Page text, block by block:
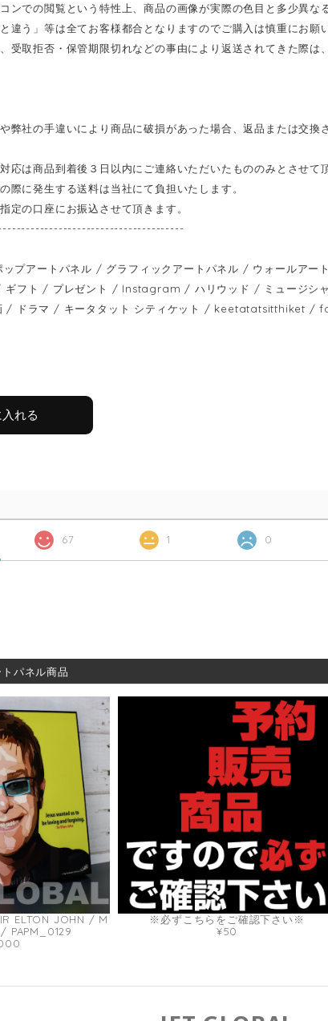
での閲覧という特性上、商品の画像が実際の色目と多少異な
違う」等は全てお客様都合となりますのでご購入は慎重にお願
取拒否・保管期限切れなどの事由により返送されてきた際は
社の手違いにより商品に破損があった場合、返品または交換
は商品到着後３日以内にご連絡いただいたもののみとさせて頂
に発生する送料は当社にて負担いたします。
の口座にお振込させて頂きます。
ップアートパネル / グラフィックアートパネル / ウォールア
ギフト / プレゼント / Instagram / ハリウッド / ミュージシ
/ ドラマ / キータタット シティケット /
れる
67 1 0
パネル商品
ELTON JOHN / M
PAPM_0129
※必ずこちらをご確認下さい※
¥50